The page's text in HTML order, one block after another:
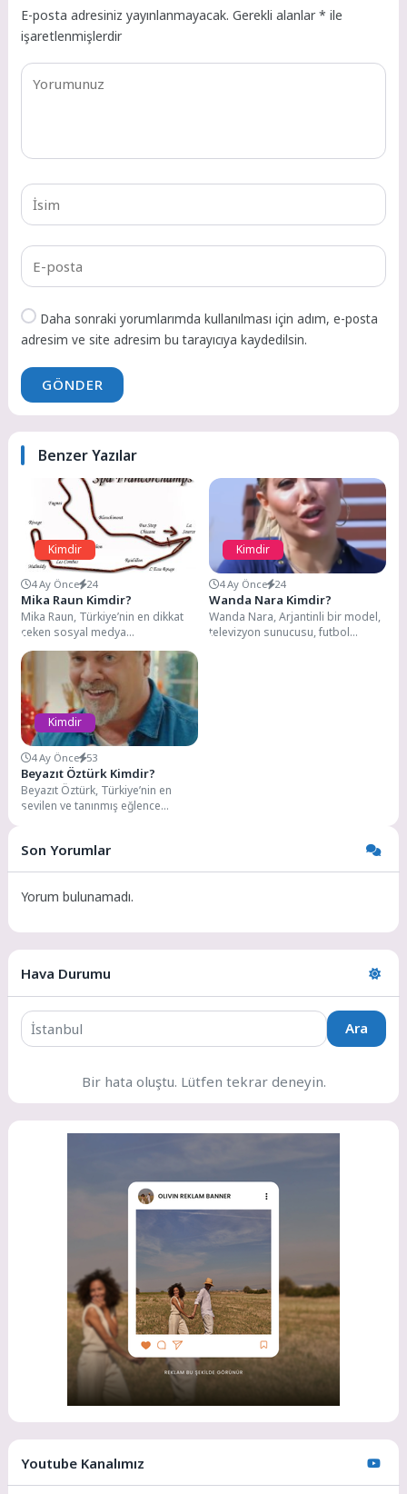
E-posta adresiniz yayınlanmayacak. Gerekli alanlar* ile
işaretlenmişlerdir
Daha sonraki yorumlarımda kullanılması için adım, e-posta
adresim ve site adresim bu tarayıcıya kaydedilsin.
GÖNDER
Benzer Yazılar
Kimdir
4 Ay Önce 24
Mika Raun Kimdir?
Mika Raun, Türkiye’nin en dikkat
çeken sosyal medya
fenomenlerinden biridir. Asıl adı
Mikail Can Kurnaz...
Kimdir
4 Ay Önce 24
Wanda Nara Kimdir?
Wanda Nara, Arjantinli bir model,
televizyon sunucusu, futbol
Kimdir
4 Ay Önce 53
Beyazıt Öztürk Kimdir?
Beyazıt Öztürk, Türkiye’nin en
sevilen ve tanınmış eğlence
Son Yorumlar
Yorum bulunamadı.
Hava Durumu
Ara
Bir hata oluştu. Lütfen tekrar deneyin.
Youtube Kanalımız